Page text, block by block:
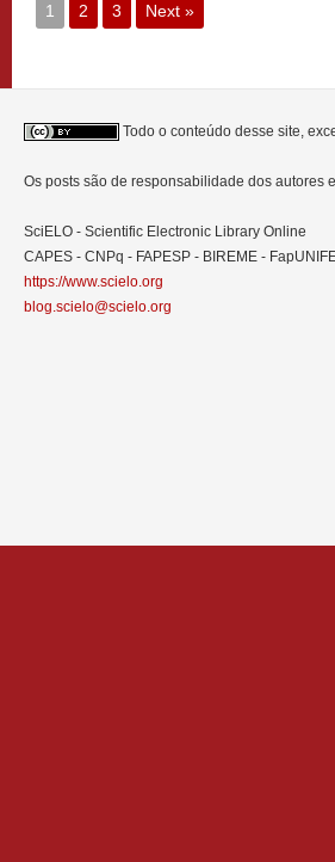
1 2 3 Next »
Todo o conteúdo desse site,
Os posts são de responsabilidade dos autores
SciELO - Scientific Electronic Library Online
CAPES - CNPq - FAPESP - BIREME -
https://www.scielo.org
blog.scielo@scielo.org